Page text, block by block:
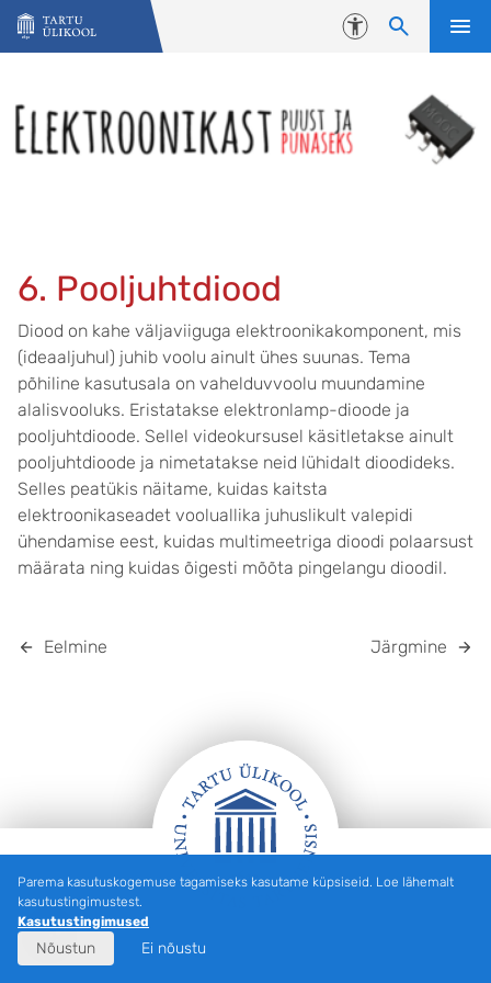
Liigu edasi põhisisu juurde
Juurdepääsetavus
6. Pooljuhtdiood
Diood on kahe väljaviiguga elektroonikakomponent, mis
(ideaaljuhul) juhib voolu ainult ühes suunas. Tema
põhiline kasutusala on vahelduvvoolu muundamine
alalisvooluks. Eristatakse elektronlamp-dioode ja
pooljuhtdioode. Sellel videokursusel käsitletakse ainult
pooljuhtdioode ja nimetatakse neid lühidalt dioodideks.
Selles peatükis näitame, kuidas kaitsta
elektroonikaseadet vooluallika juhuslikult valepidi
ühendamise eest, kuidas multimeetriga dioodi polaarsust
määrata ning kuidas õigesti mõõta pingelangu dioodil.
Eelmine Järgmine
Jalus
Parema kasutuskogemuse tagamiseks kasutame küpsiseid. Loe lähemalt
kasutustingimustest.
Kasutustingimused
Nõustun Ei nõustu